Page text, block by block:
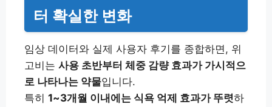
터 확실한 변화
임상 데이터와 실제 사용자 후기를 종합하면, 위
고비는 사용 초반부터 체중 감량 효과가 가시적으
로 나타나는 약물입니다.
특히 1~3개월 이내에는 식욕 억제 효과가 뚜렷하